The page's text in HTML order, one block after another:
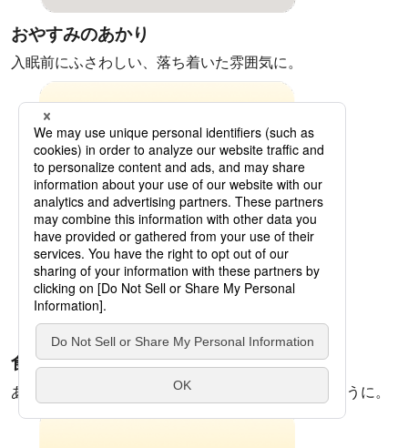
おやすみのあかり
入眠前にふさわしい、落ち着いた雰囲気に。
食事のあかり
あたたかみのある光で、お料理をいっそう美味しそうに。